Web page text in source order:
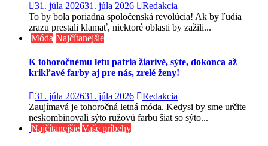
31. júla 202631. júla 2026
Redakcia
To by bola poriadna spoločenská revolúcia! Ak by ľudia
zrazu prestali klamať, niektoré oblasti by zažili...
Móda Najčítanejšie
K tohoročnému letu patria žiarivé, sýte, dokonca až
krikľavé farby aj pre nás, zrelé ženy!
31. júla 202631. júla 2026
Redakcia
Zaujímavá je tohoročná letná móda. Kedysi by sme určite
neskombinovali sýto ružovú farbu šiat so sýto...
Najčítanejšie Vaše príbehy